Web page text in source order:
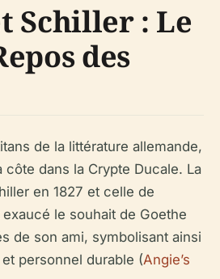
Schiller : Le
des
de la littérature allemande,
dans la Crypte Ducale. La
en 1827 et celle de
le souhait de Goethe
de son ami, symbolisant ainsi
personnel durable (Angie’s